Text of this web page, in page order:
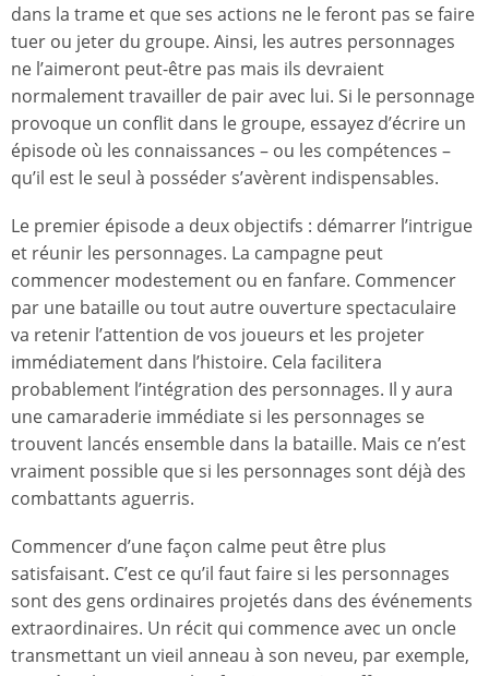
dans la trame et que ses actions ne le feront pas se faire
tuer ou jeter du groupe. Ainsi, les autres personnages
ne l’aimeront peut-être pas mais ils devraient
normalement travailler de pair avec lui. Si le personnage
provoque un conflit dans le groupe, essayez d’écrire un
épisode où les connaissances – ou les compétences –
qu’il est le seul à posséder s’avèrent indispensables.
Le premier épisode a deux objectifs : démarrer l’intrigue
et réunir les personnages. La campagne peut
commencer modestement ou en fanfare. Commencer
par une bataille ou tout autre ouverture spectaculaire
va retenir l’attention de vos joueurs et les projeter
immédiatement dans l’histoire. Cela facilitera
probablement l’intégration des personnages. Il y aura
une camaraderie immédiate si les personnages se
trouvent lancés ensemble dans la bataille. Mais ce n’est
vraiment possible que si les personnages sont déjà des
combattants aguerris.
Commencer d’une façon calme peut être plus
satisfaisant. C’est ce qu’il faut faire si les personnages
sont des gens ordinaires projetés dans des événements
extraordinaires. Un récit qui commence avec un oncle
transmettant un vieil anneau à son neveu, par exemple,